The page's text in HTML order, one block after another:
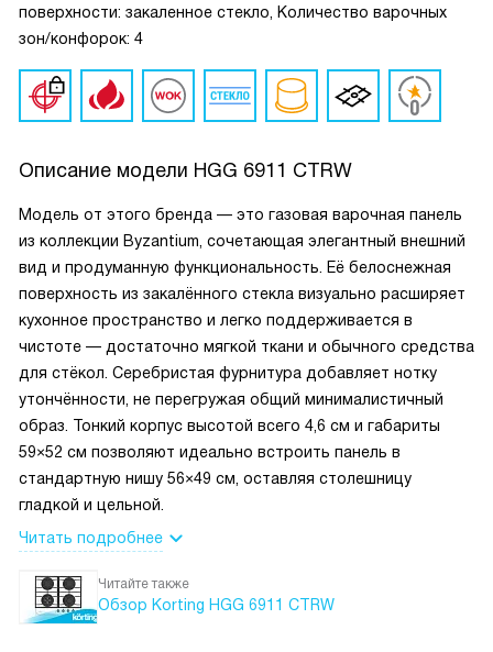
поверхности: закаленное стекло, Количество варочных
зон/конфорок: 4
Описание модели HGG 6911 CTRW
Модель от этого бренда — это газовая варочная панель
из коллекции Byzantium, сочетающая элегантный внешний
вид и продуманную функциональность. Её белоснежная
поверхность из закалённого стекла визуально расширяет
кухонное пространство и легко поддерживается в
чистоте — достаточно мягкой ткани и обычного средства
для стёкол. Серебристая фурнитура добавляет нотку
утончённости, не перегружая общий минималистичный
образ. Тонкий корпус высотой всего 4,6 см и габариты
59×52 см позволяют идеально встроить панель в
стандартную нишу 56×49 см, оставляя столешницу
гладкой и цельной.
Читать подробнее
Читайте также
Обзор Korting HGG 6911 CTRW